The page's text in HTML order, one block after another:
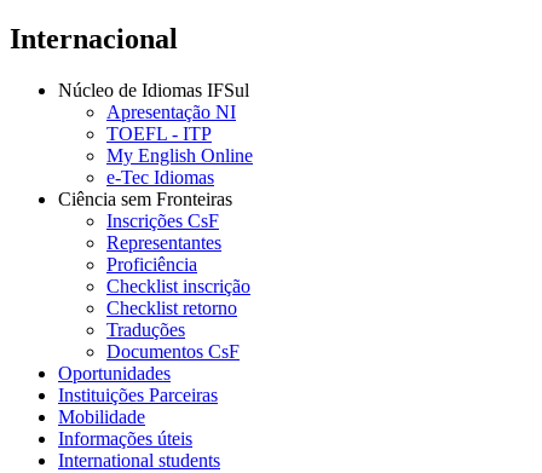
Internacional
Núcleo de Idiomas IFSul
Apresentação NI
TOEFL - ITP
My English Online
e-Tec Idiomas
Ciência sem Fronteiras
Inscrições CsF
Representantes
Proficiência
Checklist inscrição
Checklist retorno
Traduções
Documentos CsF
Oportunidades
Instituições Parceiras
Mobilidade
Informações úteis
International students